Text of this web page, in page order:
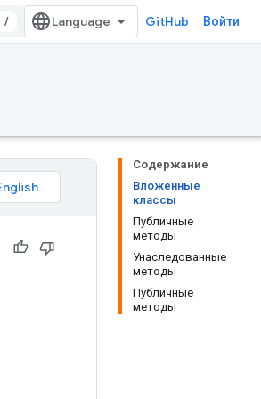
/ GitHub Войти
Содержание
Вложенные
классы
Публичные
методы
Унаследованные
методы
Публичные
методы